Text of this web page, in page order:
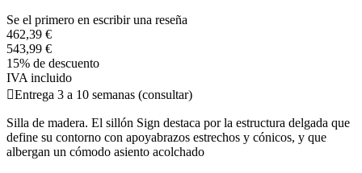
Se el primero en escribir una reseña
462,39 €
543,99 €
15% de descuento
IVA incluido
Entrega 3 a 10 semanas (consultar)
Silla de madera. El sillón Sign destaca por la estructura delgada que
define su contorno con apoyabrazos estrechos y cónicos, y que
albergan un cómodo asiento acolchado